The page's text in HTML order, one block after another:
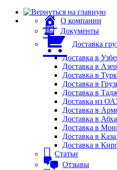
О компании
Документы
Доставка
Доставка в
Доставка в
Доставка в
Доставка в
Доставка в
Доставка из
Доставка в
Доставка в
Доставка в
Доставка в
Доставка в
Статьи
Отзывы